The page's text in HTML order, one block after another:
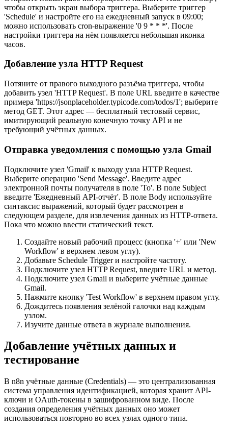
чтобы открыть экран выбора триггера. Выберите триггер
'Schedule' и настройте его на ежедневный запуск в 09:00;
можно использовать cron-выражение '0 9 * * *'. После
настройки триггера на нём появляется небольшая иконка
часов.
Добавление узла HTTP Request
Потяните от правого выходного разъёма триггера, чтобы
добавить узел 'HTTP Request'. В поле URL введите в качестве
примера 'https://jsonplaceholder.typicode.com/todos/1'; выберите
метод GET. Этот адрес — бесплатный тестовый сервис,
имитирующий реальную конечную точку API и не
требующий учётных данных.
Отправка уведомления с помощью узла Gmail
Подключите узел 'Gmail' к выходу узла HTTP Request.
Выберите операцию 'Send Message'. Введите адрес
электронной почты получателя в поле 'To'. В поле Subject
введите 'Ежедневный API-отчёт'. В поле Body используйте
синтаксис выражений, который будет рассмотрен в
следующем разделе, для извлечения данных из HTTP-ответа.
Пока что можно ввести статический текст.
Создайте новый рабочий процесс (кнопка '+' или 'New
Workflow' в верхнем левом углу).
Добавьте Schedule Trigger и настройте частоту.
Подключите узел HTTP Request, введите URL и метод.
Подключите узел Gmail и выберите учётные данные
Gmail.
Нажмите кнопку 'Test Workflow' в верхнем правом углу.
Дождитесь появления зелёной галочки над каждым
узлом.
Изучите данные ответа в журнале выполнения.
Добавление учётных данных и
тестирование
В n8n учётные данные (Credentials) — это централизованная
система управления идентификацией, которая хранит API-
ключи и OAuth-токены в зашифрованном виде. После
создания определения учётных данных оно может
использоваться повторно во всех узлах одного типа.